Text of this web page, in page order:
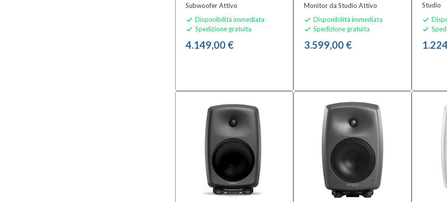
Subwoofer Attivo
 Disponibilità immediata
 Spedizione gratuita
4.149,00 €
Monitor da Studio Attivo
 Disponibilità immediata
 Spedizione gratuita
3.599,00 €
Studio

